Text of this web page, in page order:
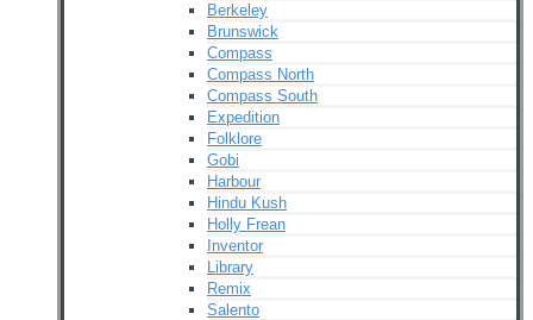
Berkeley
Brunswick
Compass
Compass North
Compass South
Expedition
Folklore
Gobi
Harbour
Hindu Kush
Holly Frean
Inventor
Library
Remix
Salento